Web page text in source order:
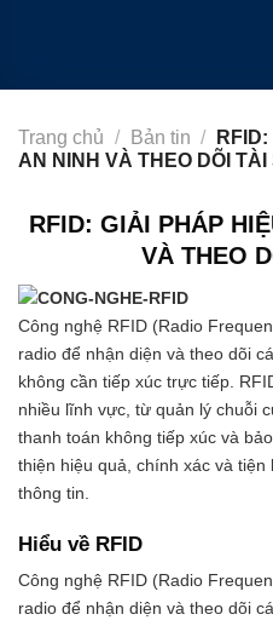
Trang chủ / Bản tin /
AN NINH VÀ THEO DÕI TÀI
RFID: GIẢI PHÁP
VÀ THEO
Công nghệ RFID (Radio
radio để nhận diện và theo dõi
không cần tiếp xúc trực tiếp.
nhiều lĩnh vực, từ quản lý chuỗi
thanh toán không tiếp xúc và
thiện hiệu quả, chính xác và
thông tin.
Hiểu về RFID
Công nghệ RFID (Radio
radio để nhận diện và theo dõi